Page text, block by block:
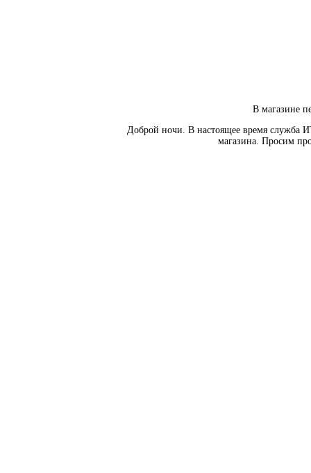
В магазине
Доброй ночи. В настоящее время служба
магазина. Просим